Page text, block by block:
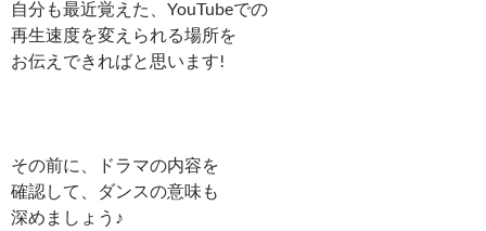
自分も最近覚えた、YouTubeでの
再生速度を変えられる場所を
お伝えできればと思います!
その前に、ドラマの内容を
確認して、ダンスの意味も
深めましょう♪